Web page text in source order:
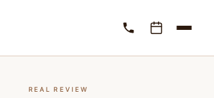
REAL REVIEW